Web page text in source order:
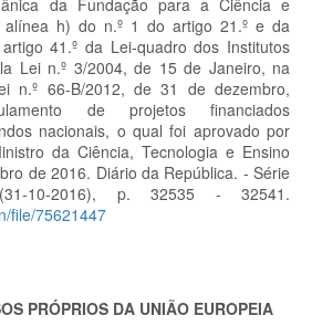
da Fundação para a Ciência e
h) do n.º 1 do artigo 21.º e da
41.º da Lei-quadro dos Institutos
Lei n.º 3/2004, de 15 de Janeiro, na
n.º 66-B/2012, de 31 de dezembro,
de projetos financiados
nacionais, o qual foi aprovado por
da Ciência, Tecnologia e Ensino
de 2016. Diário da República. - Série
10-2016), p. 32535 - 32541.
file/75621447
PRÓPRIOS DA UNIÃO EUROPEIA